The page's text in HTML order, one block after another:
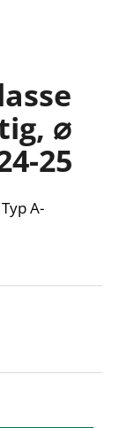
⌀
25
A-